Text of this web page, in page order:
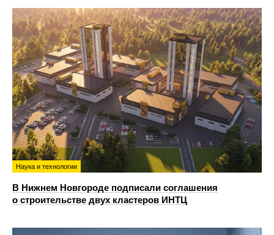
Наука и технологии
В Нижнем Новгороде подписали соглашения
о строительстве двух кластеров ИНТЦ